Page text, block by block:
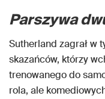
Parszywa
Sutherland zagrał w
skazańców, którzy
trenowanego do
rola, ale